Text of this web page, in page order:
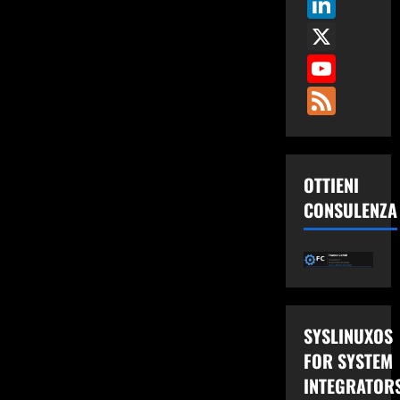
Feed
OTTIENI
CONSULENZA
SYSLINUXOS
FOR SYSTEM